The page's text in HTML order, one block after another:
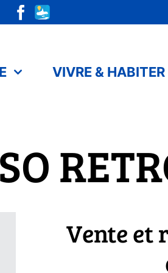
VIVRE & HABITER
Vente et